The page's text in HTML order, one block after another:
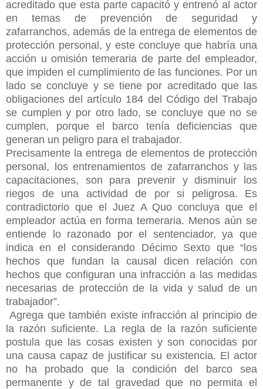
acreditado que esta parte capacitó y entrenó al actor
en temas de prevención de seguridad y
zafarranchos, además de la entrega de elementos de
protección personal, y este concluye que habría una
acción u omisión temeraria de parte del empleador,
que impiden el cumplimiento de las funciones. Por un
lado se concluye y se tiene por acreditado que las
obligaciones del artículo 184 del Código del Trabajo
se cumplen y por otro lado, se concluye que no se
cumplen, porque el barco tenía deficiencias que
generan un peligro para el trabajador.
Precisamente la entrega de elementos de protección
personal, los entrenamientos de zafarranchos y las
capacitaciones, son para prevenir y disminuir los
riegos de una actividad de por si peligrosa. Es
contradictorio que el Juez A Quo concluya que el
empleador actúa en forma temeraria. Menos aún se
entiende lo razonado por el sentenciador, ya que
indica en el considerando Décimo Sexto que “los
hechos que fundan la causal dicen relación con
hechos que configuran una infracción a las medidas
necesarias de protección de la vida y salud de un
trabajador”.
Agrega que también existe infracción al principio de
la razón suficiente. La regla de la razón suficiente
postula que las cosas existen y son conocidas por
una causa capaz de justificar su existencia. El actor
no ha probado que la condición del barco sea
permanente y de tal gravedad que no permita el